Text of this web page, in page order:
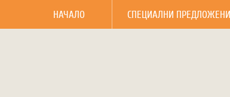
НАЧАЛО СПЕЦИАЛНИ